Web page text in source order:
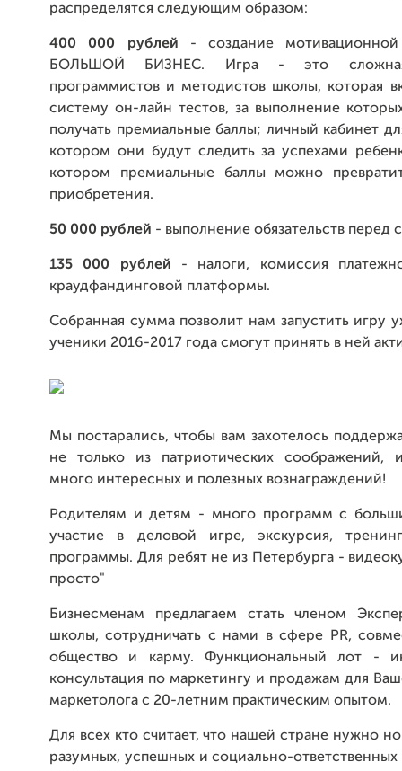
распределятся следующим образом:
400 000 рублей - создание
БОЛЬШОЙ БИЗНЕС. Игра - это сложная
программистов и методистов школы, которая
систему он-лайн тестов, за выполнение
получать премиальные баллы; личный кабинет
котором они будут следить за успехами
котором премиальные баллы можно
приобретения.
50 000 рублей - выполнение обязательств перед
135 000 рублей - налоги, комиссия
краудфандинговой платформы.
Собранная сумма позволит нам запустить игру
ученики 2016-2017 года смогут принять в ней
Мы постарались, чтобы вам захотелось
не только из патриотических соображений,
много интересных и полезных вознаграждений!
Родителям и детям - много программ с
участие в деловой игре, экскурсия,
программы. Для ребят не из Петербурга -
просто"
Бизнесменам предлагаем стать членом
школы, сотрудничать с нами в сфере PR,
общество и карму. Функциональный лот -
консультация по маркетингу и продажам для
маркетолога с 20-летним практическим опытом.
Для всех кто считает, что нашей стране нужно
разумных, успешных и социально-